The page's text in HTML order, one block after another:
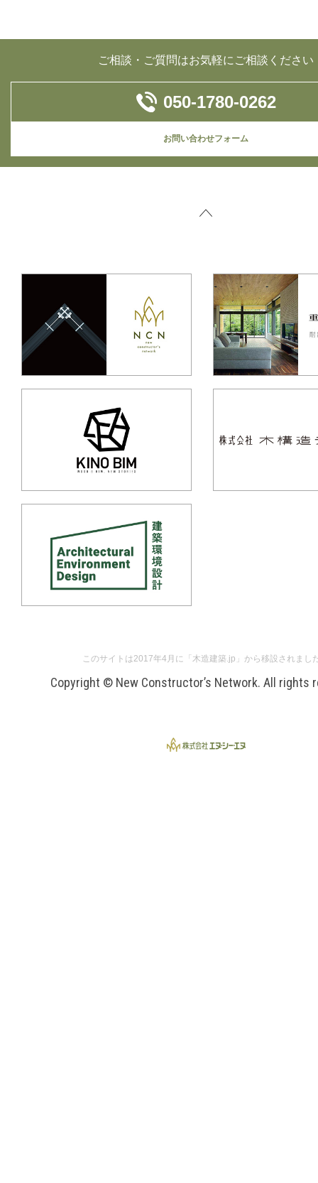
ご相談・ご質問はお気軽にご相談ください
050-1780-0262
お問い合わせフォーム
このサイトは2017年4月に「木造建築.jp」から移設されまし
Copyright © New Constructor’s Network. All rights